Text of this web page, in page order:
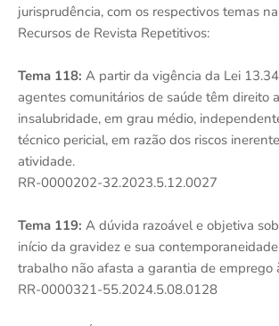
jurisprudência, com os respectivos temas
Recursos de Revista Repetitivos:
Tema 118: A partir da vigência da Lei
agentes comunitários de saúde têm direito
insalubridade, em grau médio,
técnico pericial, em razão dos riscos
atividade.
RR-0000202-32.2023.5.12.0027
Tema 119: A dúvida razoável e objetiva
início da gravidez e sua
trabalho não afasta a garantia de emprego
RR-0000321-55.2024.5.08.0128